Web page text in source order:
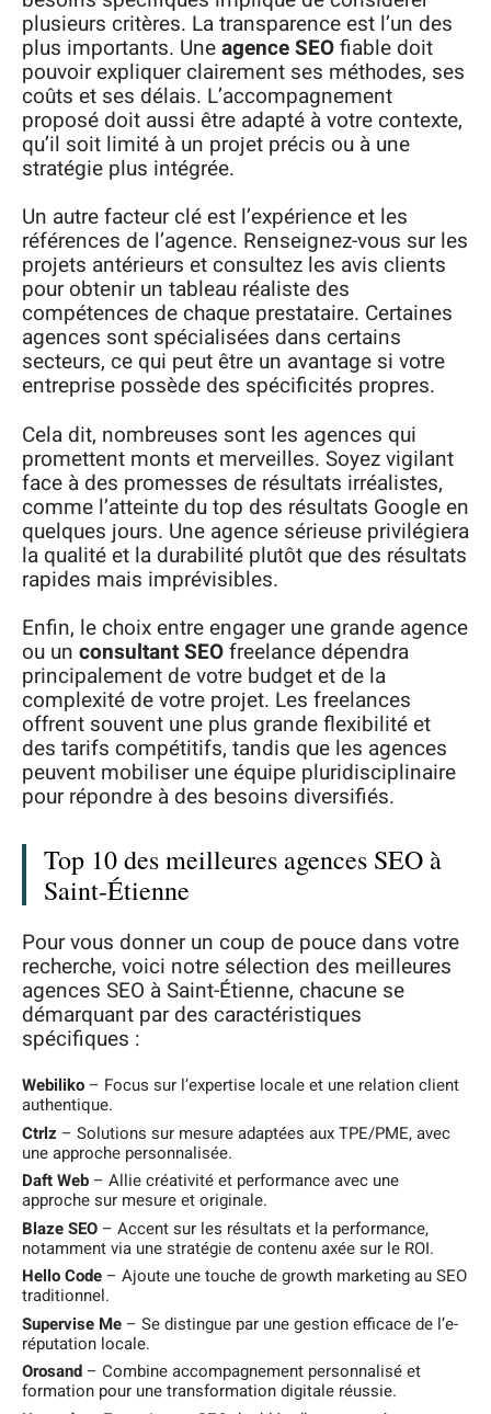
plusieurs critères. La transparence est l’un des
plus importants. Uneagence SEOfiable doit
pouvoir expliquer clairement ses méthodes, ses
coûts et ses délais. L’accompagnement
proposé doit aussi être adapté à votre contexte,
qu’il soit limité à un projet précis ou à une
stratégie plus intégrée.
Un autre facteur clé est l’expérience et les
références de l’agence. Renseignez-vous sur les
projets antérieurs et consultez les avis clients
pour obtenir un tableau réaliste des
compétences de chaque prestataire. Certaines
agences sont spécialisées dans certains
secteurs, ce qui peut être un avantage si votre
entreprise possède des spécificités propres.
Cela dit, nombreuses sont les agences qui
promettent monts et merveilles. Soyez vigilant
face à des promesses de résultats irréalistes,
comme l’atteinte du top des résultats Google en
quelques jours. Une agence sérieuse privilégiera
la qualité et la durabilité plutôt que des résultats
rapides mais imprévisibles.
Enfin, le choix entre engager une grande agence
ou un consultant SEOfreelance dépendra
principalement de votre budget et de la
complexité de votre projet. Les freelances
offrent souvent une plus grande flexibilité et
des tarifs compétitifs, tandis que les agences
peuvent mobiliser une équipe pluridisciplinaire
pour répondre à des besoins diversifiés.
Top 10 des meilleures agences SEO à
Saint-Étienne
Pour vous donner un coup de pouce dans votre
recherche, voici notre sélection des meilleures
agences SEO à Saint-Étienne, chacune se
démarquant par des caractéristiques
spécifiques :
Webiliko– Focus sur l’expertise locale et une relation client
authentique.
Ctrlz– Solutions sur mesure adaptées aux TPE/PME, avec
une approche personnalisée.
Daft Web– Allie créativité et performance avec une
approche sur mesure et originale.
Blaze SEO– Accent sur les résultats et la performance,
notamment via une stratégie de contenu axée sur le ROI.
Hello Code– Ajoute une touche de growth marketing au SEO
traditionnel.
Supervise Me– Se distingue par une gestion efficace de l’e-
réputation locale.
Orosand– Combine accompagnement personnalisé et
formation pour une transformation digitale réussie.